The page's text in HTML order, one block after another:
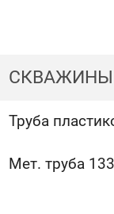
СКВАЖИНЫ
Труба
Мет. труба